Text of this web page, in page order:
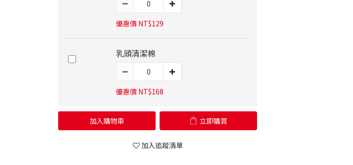
優惠價 NT$129
乳頭清潔棉
優惠價 NT$168
加入購物車 立即購買
加入追蹤清單